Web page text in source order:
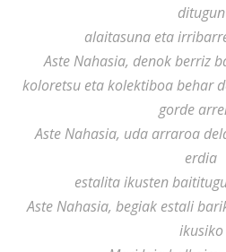
ditugun
alaitasuna eta
Aste Nahasia, denok berriz
koloretsu eta kolektiboa behar
gorde
Aste Nahasia, uda arraroa
erdia
estalita ikusten
Aste Nahasia, begiak estali
ikusiko